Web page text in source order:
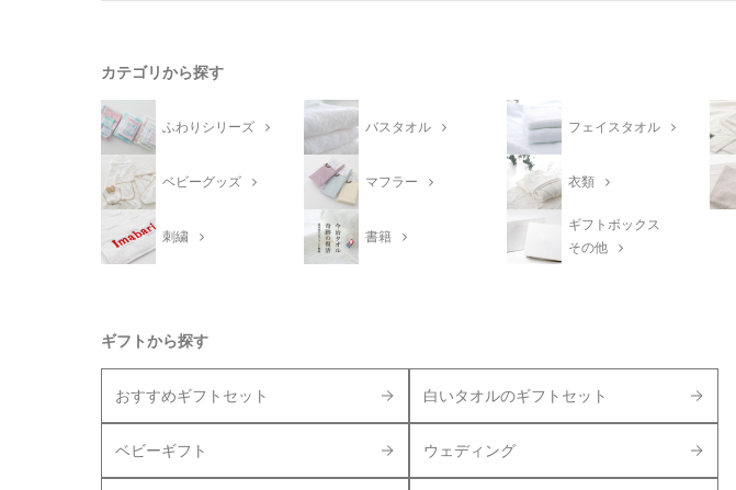
カテゴリから探す
ふわりシリーズ バスタオル フェイスタオル
ベビーグッズ マフラー 衣類
刺繍 書籍
ギフトボックス
その他
ギフトから探す
おすすめギフトセット 白いタオルのギフトセット
ベビーギフト ウェディング